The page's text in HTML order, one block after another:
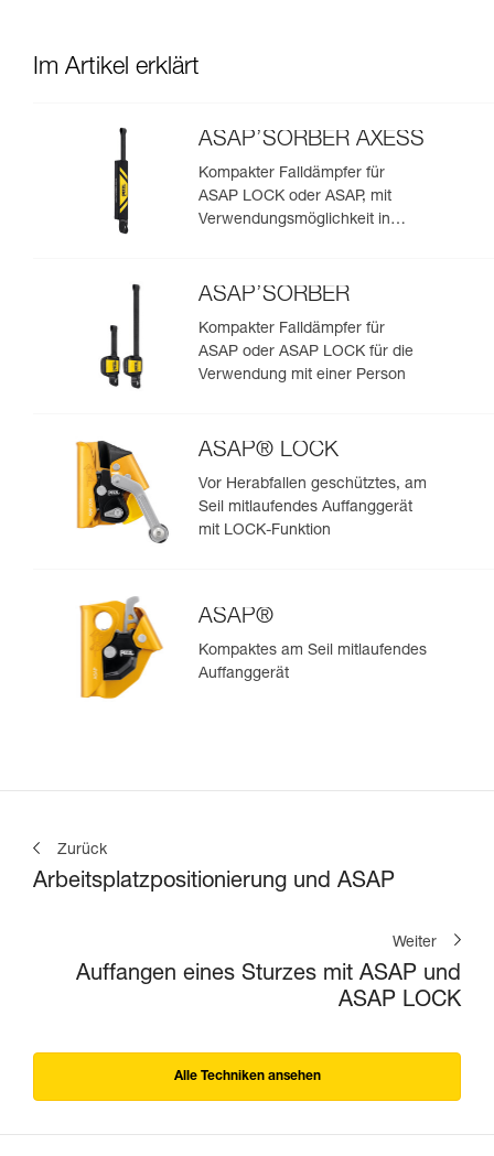
Im Artikel erklärt
ASAP’SORBER AXESS
Kompakter Falldämpfer für
ASAP LOCK oder ASAP, mit
Verwendungsmöglichkeit in
ASAP’SORBER
Kompakter Falldämpfer für
ASAP oder ASAP LOCK für die
Verwendung mit einer Person
ASAP® LOCK
Vor Herabfallen geschütztes, am
Seil mitlaufendes Auffanggerät
mit LOCK-Funktion
ASAP®
Kompaktes am Seil mitlaufendes
Auffanggerät
Zurück
Arbeitsplatzpositionierung und ASAP
Weiter
Auffangen eines Sturzes mit ASAP und
ASAP LOCK
Alle Techniken ansehen